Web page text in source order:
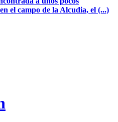
el campo de la Alcudia, el (...)